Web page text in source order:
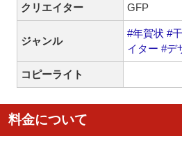
クリエイター GFP
ジャンル
#年賀状 #
イター #デ
コピーライト
料金について